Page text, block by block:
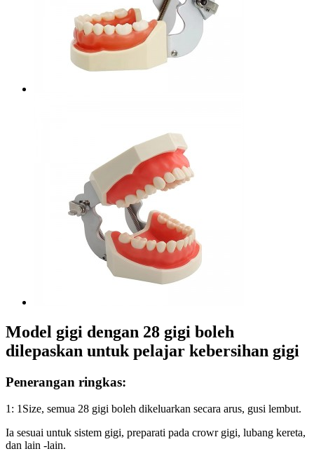
Model gigi dengan 28 gigi boleh
dilepaskan untuk pelajar kebersihan gigi
Penerangan ringkas:
1: 1Size, semua 28 gigi boleh dikeluarkan secara arus, gusi lembut.
Ia sesuai untuk sistem gigi, preparati pada crowr gigi, lubang kereta,
dan lain -lain.